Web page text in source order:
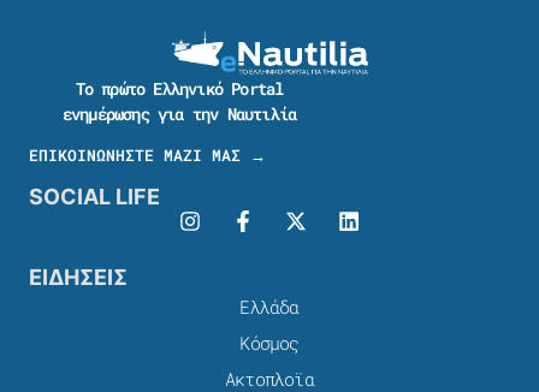
Το πρώτο Ελληνικό Portal
ενημέρωσης για την Ναυτιλία
ΕΠΙΚΟΙΝΩΝΗΣΤΕ ΜΑΖΙ ΜΑΣ →
SOCIAL LIFE
ΕΙΔΗΣΕΙΣ
Ελλάδα
Κόσμος
Ακτοπλοϊα